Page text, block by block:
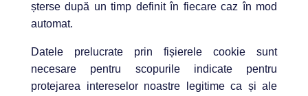
șterse după un timp definit în fiecare caz în mod
automat.
Datele prelucrate prin fișierele cookie sunt
necesare pentru scopurile indicate pentru
protejarea intereselor noastre legitime ca și ale